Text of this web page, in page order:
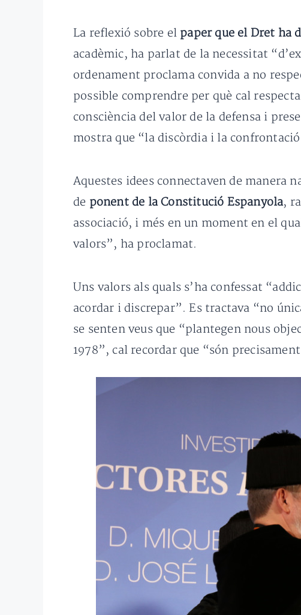
La reflexió sobre el paper que el Dret ha
acadèmic, ha parlat de la necessitat
ordenament proclama convida a no
possible comprendre per què cal
consciència del valor de la defensa i
mostra que “la discòrdia i la
Aquestes idees connectaven de manera
de ponent de la Constitució Espanyola,
associació, i més en un moment en el
valors”, ha proclamat.
Uns valors als quals s’ha confessat
acordar i discrepar”. Es tractava “no
se senten veus que “plantegen nous
1978”, cal recordar que “són